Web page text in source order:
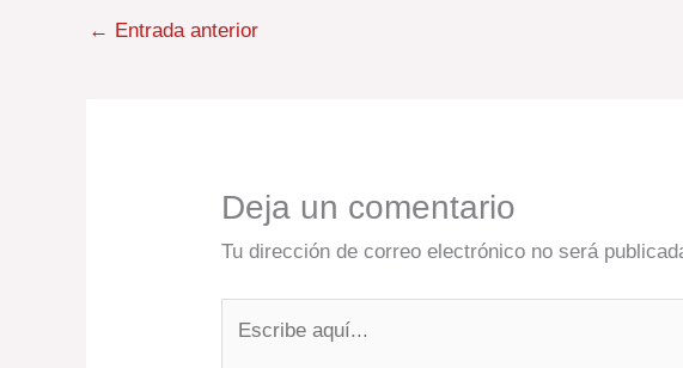
← Entrada anterior
Deja un comentario
Tu dirección de correo electrónico no será